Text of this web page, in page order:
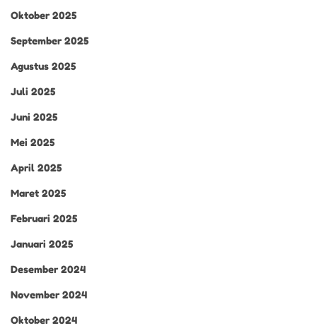
Oktober 2025
September 2025
Agustus 2025
Juli 2025
Juni 2025
Mei 2025
April 2025
Maret 2025
Februari 2025
Januari 2025
Desember 2024
November 2024
Oktober 2024